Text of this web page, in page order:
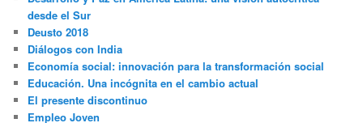
desde el Sur
Deusto 2018
Diálogos con India
Economía social: innovación para la transformación social
Educación. Una incógnita en el cambio actual
El presente discontinuo
Empleo Joven